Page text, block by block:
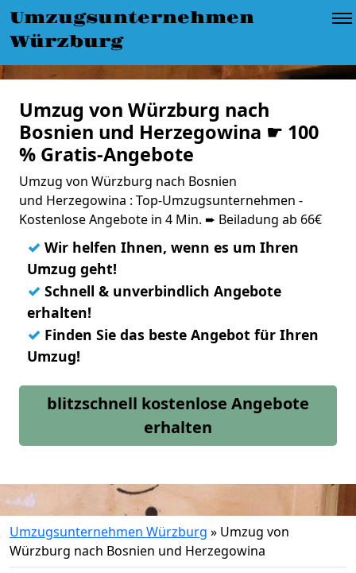
Umzugsunternehmen
Würzburg
Umzug von Würzburg nach
Bosnien und Herzegowina ☛ 100
% Gratis-Angebote
Umzug von Würzburg nach Bosnien
und Herzegowina : Top-Umzugsunternehmen -
Kostenlose Angebote in 4 Min. ➨ Beiladung ab 66€
✓ Wir helfen Ihnen, wenn es um Ihren
Umzug geht!
✓ Schnell & unverbindlich Angebote
erhalten!
✓ Finden Sie das beste Angebot für Ihren
Umzug!
blitzschnell kostenlose Angebote
erhalten
Umzugsunternehmen Würzburg » Umzug von
Würzburg nach Bosnien und Herzegowina